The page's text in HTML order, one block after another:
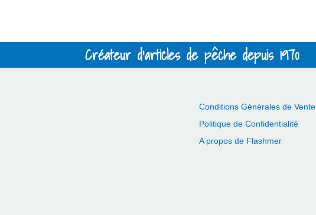
Créateur d'articles de pêche depuis 1970
Conditions Générales de Vente
Politique de Confidentialité
A propos de Flashmer